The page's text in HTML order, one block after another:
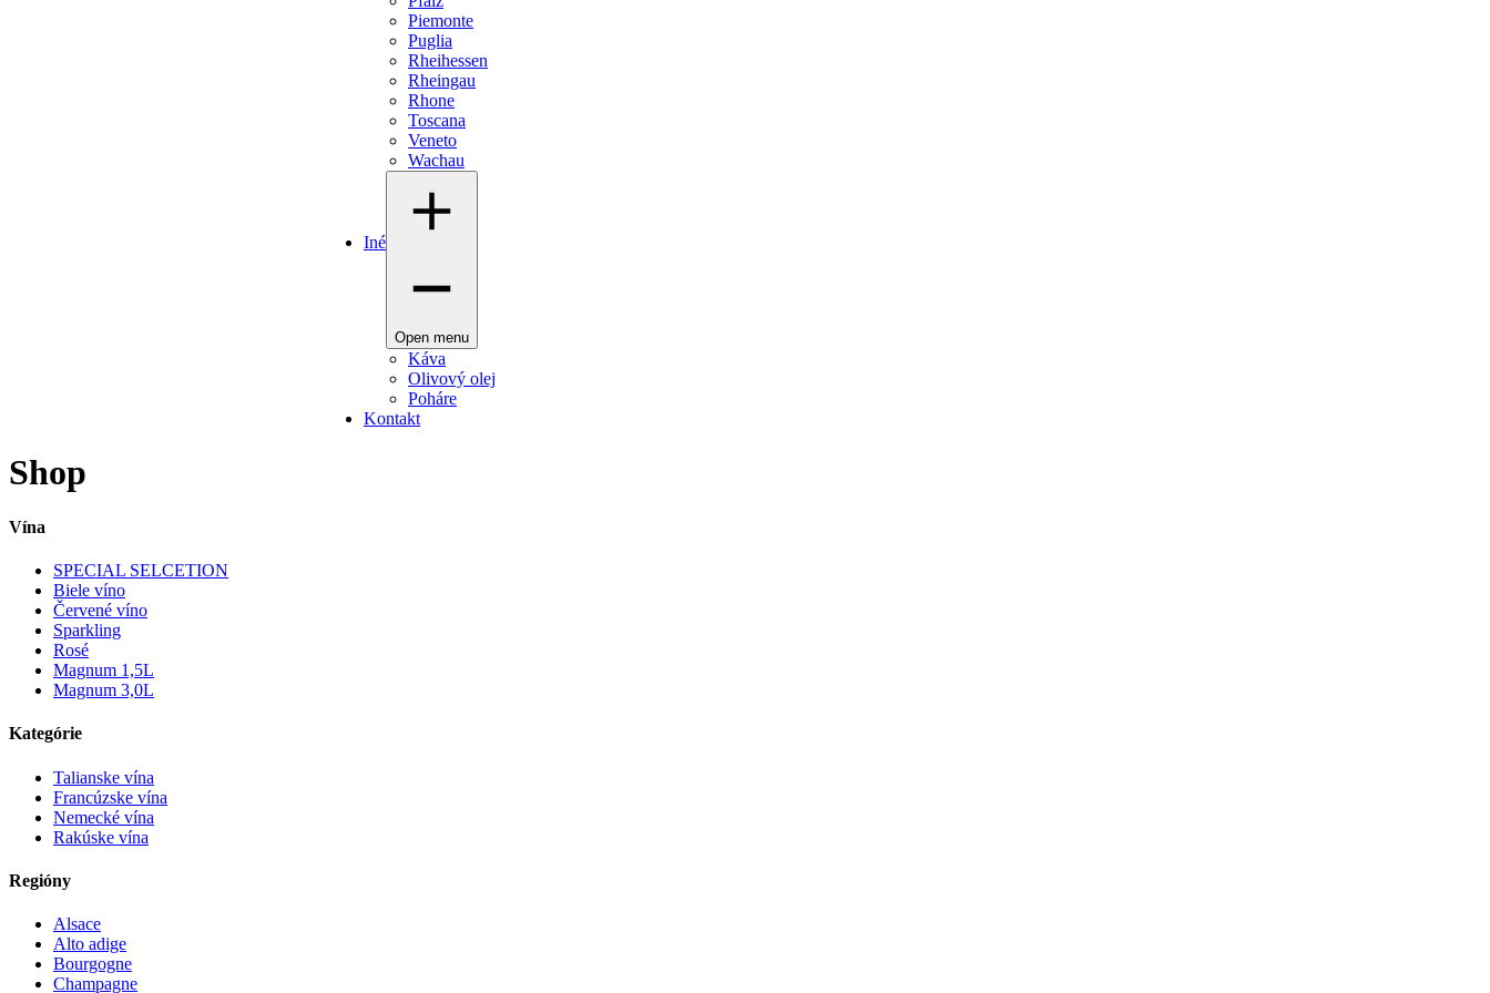
Piemonte
Puglia
Rheihessen
Rheingau
Rhone
Toscana
Veneto
Wachau
Iné
Open menu
Káva
Olivový olej
Poháre
Kontakt
Shop
Vína
SPECIAL SELCETION
Biele víno
Červené víno
Sparkling
Rosé
Magnum 1,5L
Magnum 3,0L
Kategórie
Talianske vína
Francúzske vína
Nemecké vína
Rakúske vína
Regióny
Alsace
Alto adige
Bourgogne
Champagne